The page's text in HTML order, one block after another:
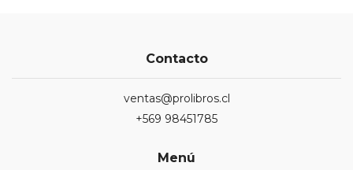
Contacto
ventas@prolibros.cl
+569 98451785
Menú